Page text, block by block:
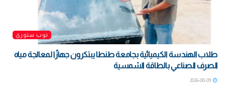
توب ستوري
طلاب الهندسة الكيميائية بجامعة طنطا يبتكرون جهازًا لمعالجة مياه
الصرف الصناعي بالطاقة الشمسية